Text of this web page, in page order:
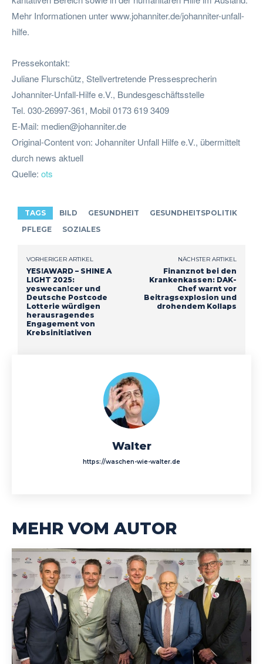
Mehr Informationen unter www.johanniter.de/johanniter-unfall-
hilfe.
Pressekontakt:
Juliane Flurschütz, Stellvertretende Pressesprecherin
Johanniter-Unfall-Hilfe e.V., Bundesgeschäftsstelle
Tel. 030-26997-361, Mobil 0173 619 3409
E-Mail: medien@johanniter.de
Original-Content von: Johanniter Unfall Hilfe e.V., übermittelt
durch news aktuell
Quelle: ots
TAGS BILD GESUNDHEIT
GESUNDHEITSPOLITIK
PFLEGE
SOZIALES
VORHERIGER ARTIKEL
YES!AWARD – SHINE A
LIGHT 2025:
yeswecan!cer und
Deutsche Postcode
Lotterie würdigen
herausragendes
Engagement von
Krebsinitiativen
NÄCHSTER ARTIKEL
Finanznot bei den
Krankenkassen: DAK-
Chef warnt vor
Beitragsexplosion und
drohendem Kollaps
Walter
https://waschen-wie-walter.de
MEHR VOM AUTOR